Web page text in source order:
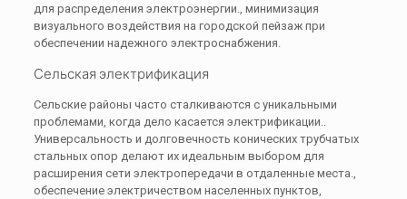
для распределения электроэнергии., минимизация
визуального воздействия на городской пейзаж при
обеспечении надежного электроснабжения.
Сельская электрификация
Сельские районы часто сталкиваются с уникальными
проблемами, когда дело касается электрификации..
Универсальность и долговечность конических трубчатых
стальных опор делают их идеальным выбором для
расширения сети электропередачи в отдаленные места.,
обеспечение электричеством населенных пунктов,